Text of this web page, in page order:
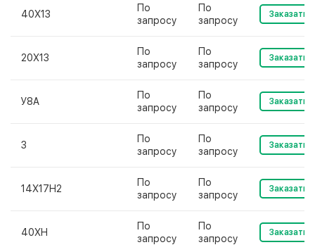
40Х13
По
запросу
По
запросу
Заказать
20Х13
По
запросу
По
запросу
Заказать
У8А
По
запросу
По
запросу
Заказать
3
По
запросу
По
запросу
Заказать
14Х17Н2
По
запросу
По
запросу
Заказать
40ХН
По
запросу
По
запросу
Заказать